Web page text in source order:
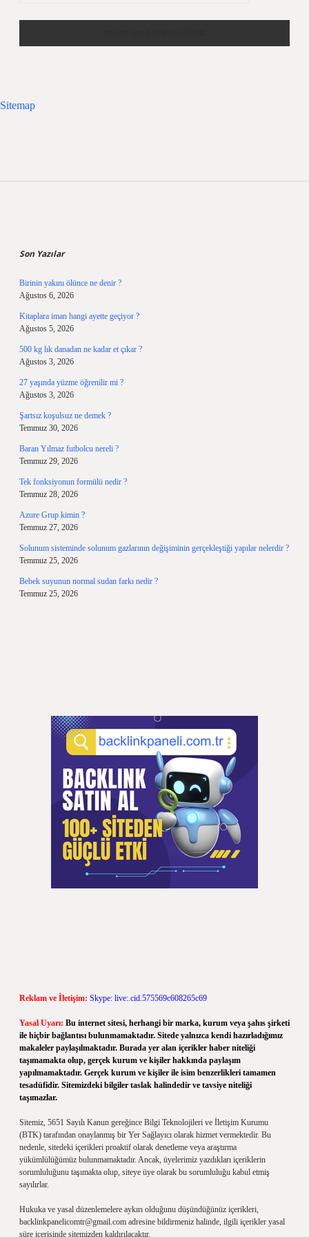
Sitemap
Son Yazılar
Birinin yakını ölünce ne denir ?
Ağustos 6, 2026
Kitaplara iman hangi ayette geçiyor ?
Ağustos 5, 2026
500 kg lık danadan ne kadar et çıkar ?
Ağustos 3, 2026
27 yaşında yüzme öğrenilir mi ?
Ağustos 3, 2026
Şartsız koşulsuz ne demek ?
Temmuz 30, 2026
Baran Yılmaz futbolcu nereli ?
Temmuz 29, 2026
Tek fonksiyonun formülü nedir ?
Temmuz 28, 2026
Azure Grup kimin ?
Temmuz 27, 2026
Solunum sisteminde solunum gazlarının değişiminin gerçekleştiği yapılar nelerdir ?
Temmuz 25, 2026
Bebek suyunun normal sudan farkı nedir ?
Temmuz 25, 2026
Reklam ve İletişim: Skype: live:.cid.575569c608265c69
Yasal Uyarı: Bu internet sitesi, herhangi bir marka, kurum veya şahıs şirketi
ile hiçbir bağlantısı bulunmamaktadır. Sitede yalnızca kendi hazırladığımız
makaleler paylaşılmaktadır. Burada yer alan içerikler haber niteliği
taşımamakta olup, gerçek kurum ve kişiler hakkında paylaşım
yapılmamaktadır. Gerçek kurum ve kişiler ile isim benzerlikleri tamamen
tesadüfidir. Sitemizdeki bilgiler taslak halindedir ve tavsiye niteliği
taşımazlar.
Sitemiz, 5651 Sayılı Kanun gereğince Bilgi Teknolojileri ve İletişim Kurumu
(BTK) tarafından onaylanmış bir Yer Sağlayıcı olarak hizmet vermektedir. Bu
nedenle, sitedeki içerikleri proaktif olarak denetleme veya araştırma
yükümlülüğümüz bulunmamaktadır. Ancak, üyelerimiz yazdıkları içeriklerin
sorumluluğunu taşımakta olup, siteye üye olarak bu sorumluluğu kabul etmiş
sayılırlar.
Hukuka ve yasal düzenlemelere aykırı olduğunu düşündüğünüz içerikleri,
backlinkpanelicomtr@gmail.com adresine bildirmeniz halinde, ilgili içerikler yasal
süre içerisinde sitemizden kaldırılacaktır.